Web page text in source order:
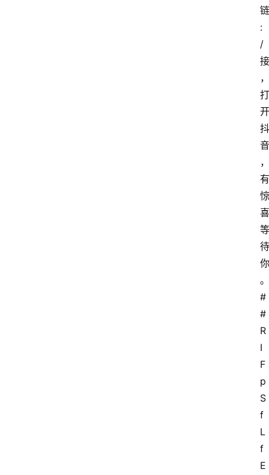
链
:
/
接
，
打
开
抖
音
，
有
惊
喜
等
待
你
。
#
#
R
I
F
p
S
f
L
f
E